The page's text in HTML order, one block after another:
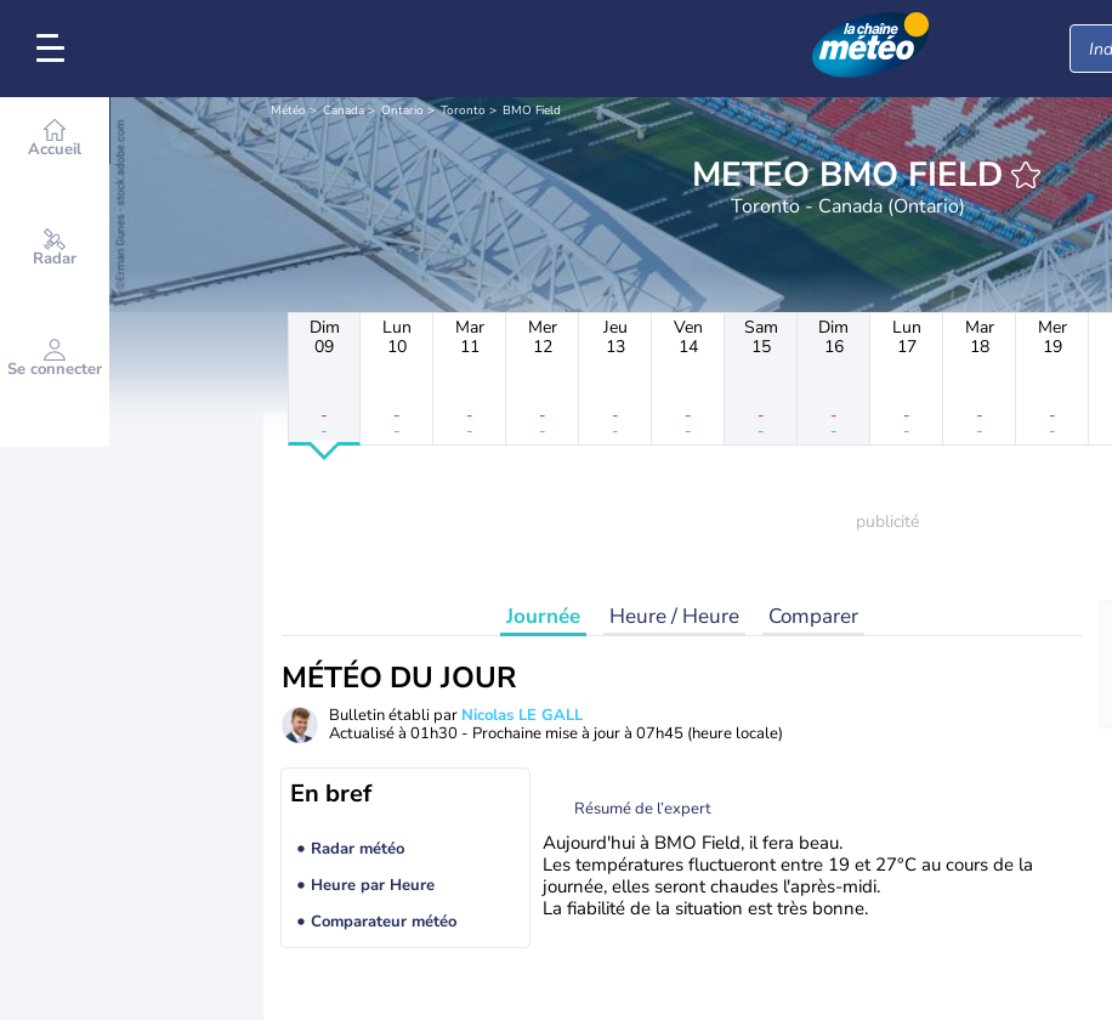
Accueil
Radar
Se connecter
Météo Canada Ontario Toronto BMO Field
METEO BMO FIELD
Toronto - Canada (Ontario)
Dim
09
-
-
Lun
10
-
-
Mar
11
-
-
Mer
12
-
-
Jeu
13
-
-
Ven
14
-
-
Sam
15
-
-
Dim
16
-
-
Lun
17
-
-
Mar
18
-
-
Mer
19
-
-
Journée Heure / Heure Comparer
MÉTÉO DU JOUR
Bulletin établi par Nicolas LE GALL
Actualisé à 01h30 - Prochaine mise à jour à 07h45 (heure locale)
En bref
Radar météo
Heure par Heure
Comparateur météo
Résumé de l’expert
Aujourd'hui à BMO Field, il fera beau.
Les températures fluctueront entre 19 et 27°C au cours de la
journée, elles seront chaudes l'après-midi.
La fiabilité de la situation est très bonne.